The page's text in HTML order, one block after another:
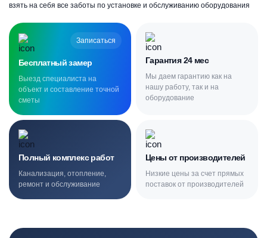
взять на себя все заботы по установке и обслуживанию оборудования
Записаться
Бесплатный замер
Выезд специалиста на
объект и составление точной
сметы
Гарантия 24 мес
Мы даем гарантию как на
нашу работу, так и на
оборудование
Полный комплекс работ
Канализация, отопление,
ремонт и обслуживание
Цены от производителей
Низкие цены за счет прямых
поставок от производителей